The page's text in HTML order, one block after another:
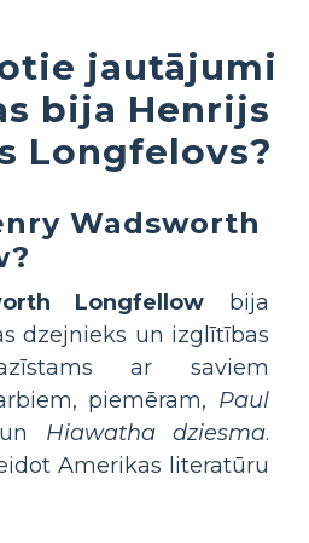
jautājumi
bija Henrijs
Longfelovs?
Wadsworth
Longfellow bija
dzejnieks un izglītības
ar saviem
piemēram, Paul
Hiawatha dziesma.
Amerikas literatūru